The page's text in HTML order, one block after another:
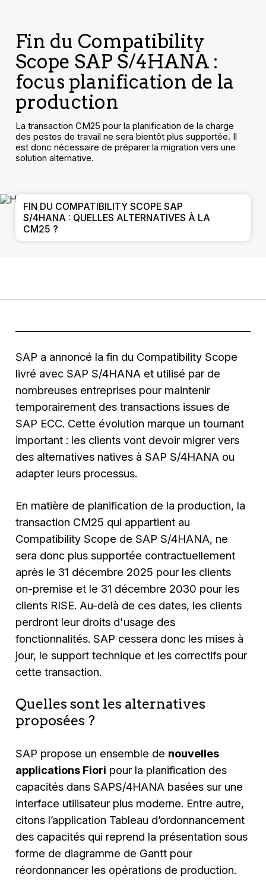
Fin du Compatibility
Scope SAP S/4HANA :
focus planification de la
production
La transaction CM25 pour la planification de la charge
des postes de travail ne sera bientôt plus supportée. Il
est donc nécessaire de préparer la migration vers une
solution alternative.
FIN DU COMPATIBILITY SCOPE SAP
S/4HANA : QUELLES ALTERNATIVES À LA
CM25 ?
SAP a annoncé la fin du Compatibility Scope
livré avec SAP S/4HANA et utilisé par de
nombreuses entreprises pour maintenir
temporairement des transactions issues de
SAP ECC. Cette évolution marque un tournant
important : les clients vont devoir migrer vers
des alternatives natives à SAP S/4HANA ou
adapter leurs processus.
En matière de planification de la production, la
transaction CM25 qui appartient au
Compatibility Scope de SAP S/4HANA, ne
sera donc plus supportée contractuellement
après le 31 décembre 2025 pour les clients
on-premise et le 31 décembre 2030 pour les
clients RISE. Au-delà de ces dates, les clients
perdront leur droits d'usage des
fonctionnalités. SAP cessera donc les mises à
jour, le support technique et les correctifs pour
cette transaction.
Quelles sont les alternatives
proposées ?
SAP propose un ensemble de nouvelles
applications Fiori pour la planification des
capacités dans SAPS/4HANA basées sur une
interface utilisateur plus moderne. Entre autre,
citons l’application Tableau d’ordonnancement
des capacités qui reprend la présentation sous
forme de diagramme de Gantt pour
réordonnancer les opérations de production.